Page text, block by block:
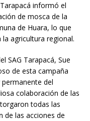
informó el
de mosca de la
de Huara, lo que
agricultura regional.
SAG Tarapacá, Sue
de esta campaña
del
colaboración de las
todas las
de las acciones de